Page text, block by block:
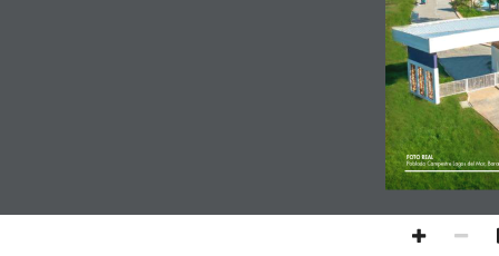
FOTO REAL
Poblado Campestre Lagos del Mar,